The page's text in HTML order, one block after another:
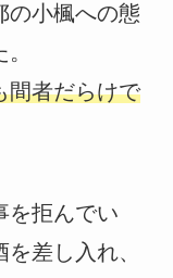
の小楓への態
間者だらけで
を拒んでい
差し入れ、